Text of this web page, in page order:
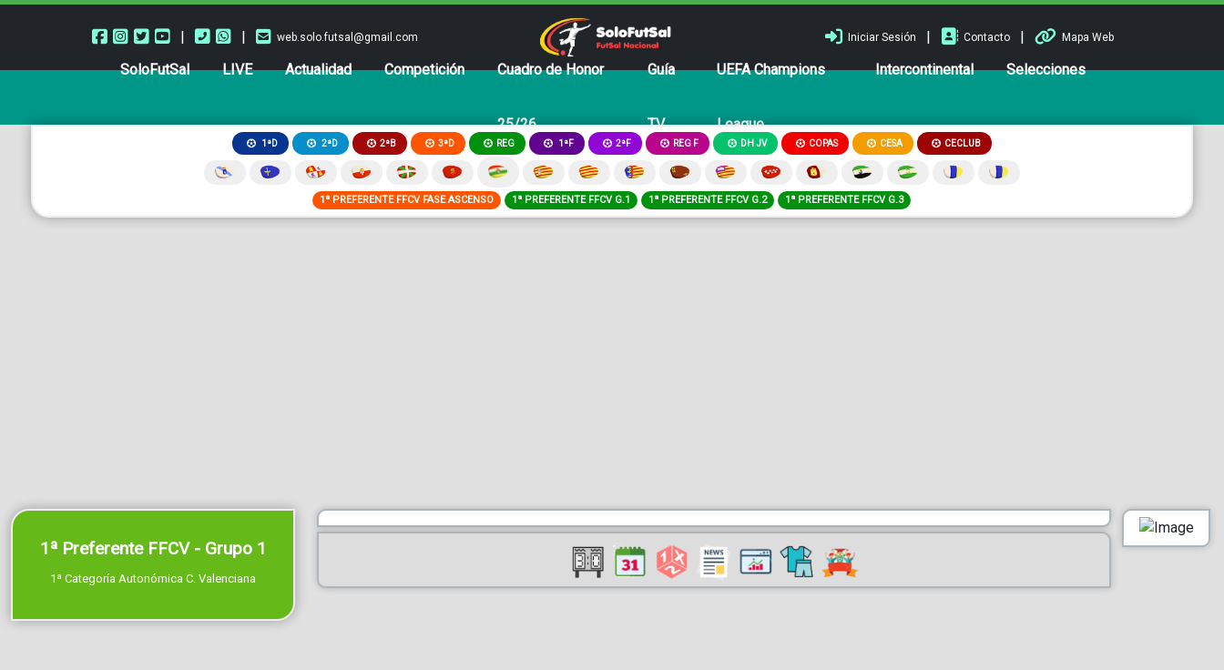
| | web.solo.futsal@gmail.com Iniciar Sesión | Contacto | Mapa Web
SoloFutSal LIVE Actualidad Competición Cuadro de Honor
25/26
Guía
TV
UEFA Champions
League
Intercontinental Selecciones
1ªD 2ªD 2ªB 3ªD REG 1ªF 2ªF REG F DH JV COPAS CESA CECLUB
1ª PREFERENTE FFCV FASE ASCENSO 1ª PREFERENTE FFCV G.1 1ª PREFERENTE FFCV G.2 1ª PREFERENTE FFCV G.3
1ª Preferente FFCV - Grupo 1
1ª Categoría Autonómica C. Valenciana